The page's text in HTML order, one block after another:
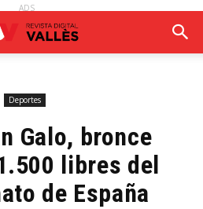
ADS
Deportes
Galo, bronce
libres del
de España